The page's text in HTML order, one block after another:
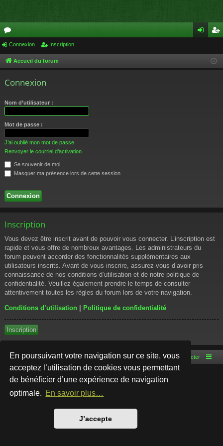
En poursuivant votre navigation sur ce site, vous
acceptez l’utilisation de cookies vous permettant
de bénéficier d’une expérience de navigation
optimale. En savoir plus…
J’accepte
or
u cri
Connexion Inscription
Accueil du forum
Connexion
Nom d’utilisateur :
Mot de passe :
J’ai oublié mon mot de passe
Renvoyer le courriel d’activation
Se souvenir de moi
Masquer ma présence lors de cette session
Inscription
Vous devez être inscrit avant de pouvoir vous connecter. L’inscription est
rapide et vous offre de nombreux avantages. Les administrateurs du
forum peuvent accorder des fonctionnalités supplémentaires aux
utilisateurs inscrits. Avant de vous inscrire, assurez-vous d’avoir pris
connaissance de nos conditions d’utilisation et de notre politique de
confidentialité. Veuillez également prendre le temps de consulter
attentivement toutes les règles du forum lors de votre navigation.
Conditions d’utilisation | Politique de confidentialité
Inscription
Accueil du forum Nous contacter
Développé parphpBB® Forum Software © phpBB Limited
Style par
Traduction française officielle